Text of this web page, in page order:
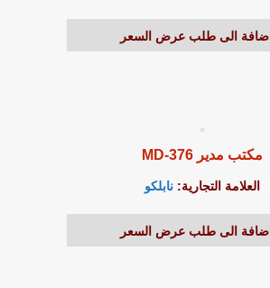
اضافة الى طلب عرض السعر
مكتب مدير MD-376
العلامة التجارية: نابلكو
اضافة الى طلب عرض السعر